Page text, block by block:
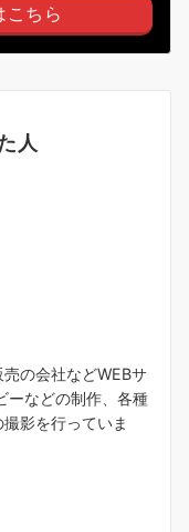
ちら
人
の会社などWEBサ
ーなどの制作、各種
影を行っていま